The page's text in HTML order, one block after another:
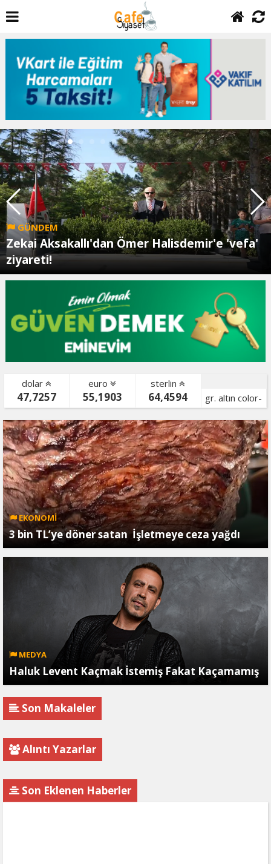
GÜNDEM
Zekai Aksakallı'dan Ömer Halisdemir'e 'vefa'
ziyareti!
dolar
47,7257
euro
55,1903
sterlin
64,4594
gr. altın color-
bist color-
EKONOMİ
3 bin TL’ye döner satan İşletmeye ceza yağdı
MEDYA
Haluk Levent Kaçmak İstemiş Fakat Kaçamamış
Son Makaleler
Alıntı Yazarlar
Son Eklenen Haberler